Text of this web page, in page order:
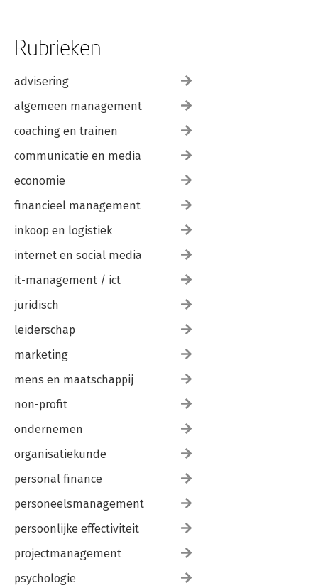
Rubrieken
advisering
algemeen management
coaching en trainen
communicatie en media
economie
financieel management
inkoop en logistiek
internet en social media
it-management / ict
juridisch
leiderschap
marketing
mens en maatschappij
non-profit
ondernemen
organisatiekunde
personal finance
personeelsmanagement
persoonlijke effectiviteit
projectmanagement
psychologie